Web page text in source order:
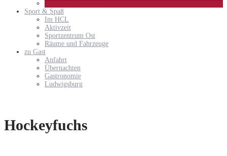
Sport & Spaß
Im HCL
Aktivzeit
Sportzentrum Ost
Räume und Fahrzeuge
zu Gast
Anfahrt
Übernachten
Gastronomie
Ludwigsburg
Hockeyfuchs